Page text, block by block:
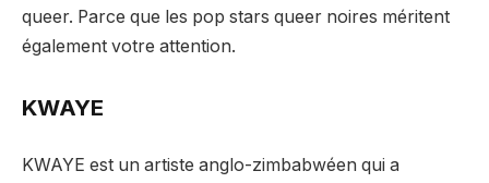
queer. Parce que les pop stars queer noires méritent
également votre attention.
KWAYE
KWAYE est un artiste anglo-zimbabwéen qui a